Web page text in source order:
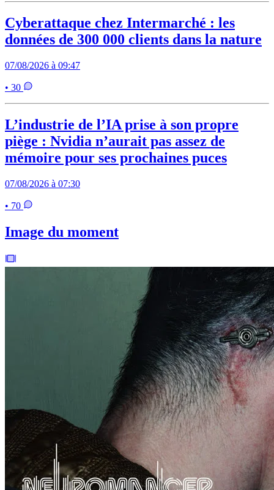
Cyberattaque chez Intermarché : les
données de 300 000 clients dans la nature
07/08/2026 à 09:47
• 30
L’industrie de l’IA prise à son propre
piège : Nvidia n’aurait pas assez de
mémoire pour ses prochaines puces
07/08/2026 à 07:30
• 70
Image du moment